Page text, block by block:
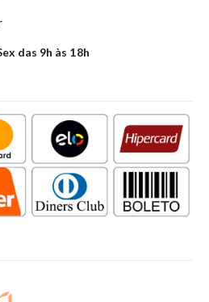
das 9h às 18h